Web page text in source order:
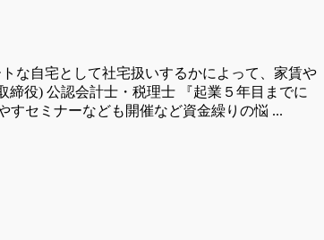
な自宅として社宅扱いするかによって、家賃や
役) 公認会計士・税理士 『起業５年目までに
セミナーなども開催など資金繰りの悩 ...